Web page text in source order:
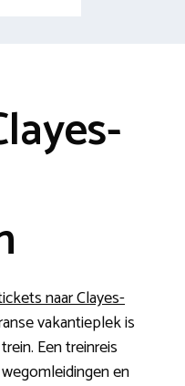
naar Clayes-
vakantieplek is
Een treinreis
en